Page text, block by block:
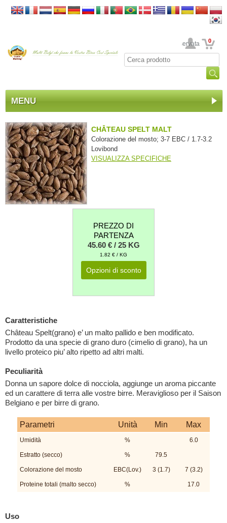
La sua area riservata 0
MENU
CHÂTEAU SPELT MALT
Colorazione del mosto; 3-7 EBC / 1.7-3.2
Lovibond
VISUALIZZA SPECIFICHE
PREZZO DI
PARTENZA
45.60 € / 25 KG
1.82 € / KG
Opzioni di sconto
Caratteristiche
Château Spelt(grano) e’ un malto pallido e ben modificato.
Prodotto da una specie di grano duro (cimelio di grano), ha un
livello proteico piu’ alto ripetto ad altri malti.
Peculiarità
Donna un sapore dolce di nocciola, aggiunge un aroma piccante
ed un carattere di terra alle vostre birre. Meraviglioso per il Saison
Belgiano e per birre di grano.
Parametri Unità Min Max
Umidità % 6.0
Estratto (secco) % 79.5
Colorazione del mosto EBC(Lov.) 3 (1.7) 7 (3.2)
Proteine totali (malto secco) % 17.0
Uso